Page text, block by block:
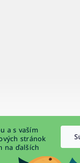
a s vaším
stránok
na ďalších